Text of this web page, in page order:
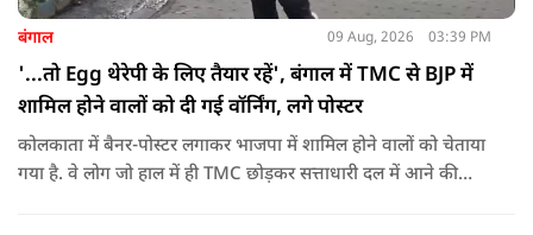
बंगाल 09 Aug, 2026 03:39 PM
'...तो Egg थेरेपी के लिए तैयार रहें', बंगाल में TMC से BJP में
शामिल होने वालों को दी गई वॉर्निंग, लगे पोस्टर
कोलकाता में बैनर-पोस्टर लगाकर भाजपा में शामिल होने वालों को चेताया
गया है. वे लोग जो हाल में ही TMC छोड़कर सत्ताधारी दल में आने की